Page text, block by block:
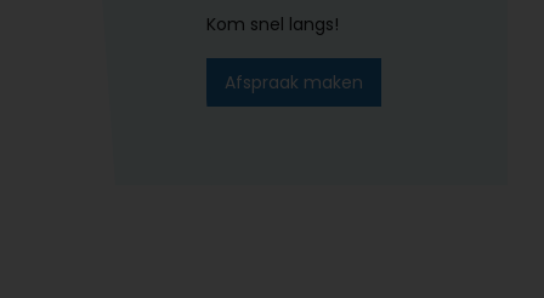
Kom snel langs!
Afspraak maken